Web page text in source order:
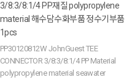
3/8:3/8:1/4 PP재질 polypropylene
material 해수담수화부품 정수기부품
1pcs
PP30120812W JohnGuest TEE
CONNECTOR 3/8:3/8:1/4 PP Material
polypropylene material seawater